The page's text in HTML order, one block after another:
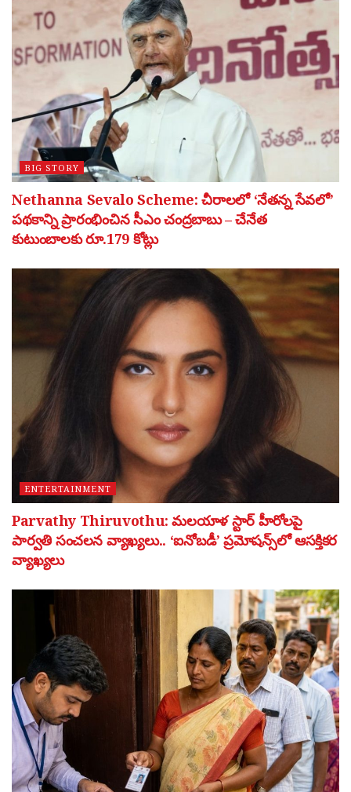
BIG STORY
Nethanna Sevalo Scheme: చీరాలలో ‘నేతన్న సేవలో’
పథకాన్ని ప్రారంభించిన సీఎం చంద్రబాబు – చేనేత
కుటుంబాలకు రూ.179 కోట్లు
ENTERTAINMENT
Parvathy Thiruvothu: మలయాళ స్టార్ హీరోలపై
పార్వతి సంచలన వ్యాఖ్యలు.. ‘ఐనోబడీ’ ప్రమోషన్స్‌లో ఆసక్తికర
వ్యాఖ్యలు